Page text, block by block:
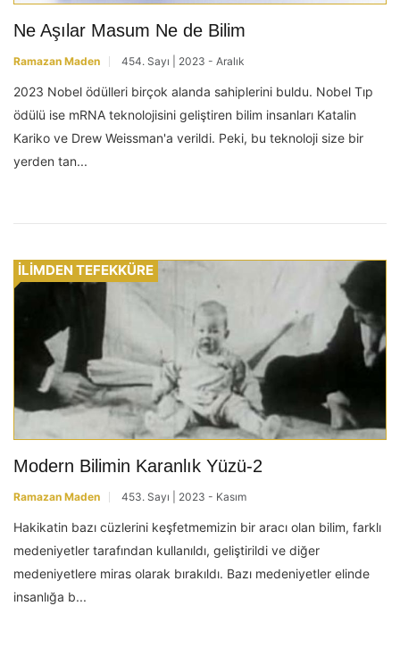
Ne Aşılar Masum Ne de Bilim
Ramazan Maden 454. Sayı | 2023 - Aralık
2023 Nobel ödülleri birçok alanda sahiplerini buldu. Nobel Tıp
ödülü ise mRNA teknolojisini geliştiren bilim insanları Katalin
Kariko ve Drew Weissman'a verildi. Peki, bu teknoloji size bir
yerden tan...
İLİMDEN TEFEKKÜRE
Modern Bilimin Karanlık Yüzü-2
Ramazan Maden 453. Sayı | 2023 - Kasım
Hakikatin bazı cüzlerini keşfetmemizin bir aracı olan bilim, farklı
medeniyetler tarafından kullanıldı, geliştirildi ve diğer
medeniyetlere miras olarak bırakıldı. Bazı medeniyetler elinde
insanlığa b...